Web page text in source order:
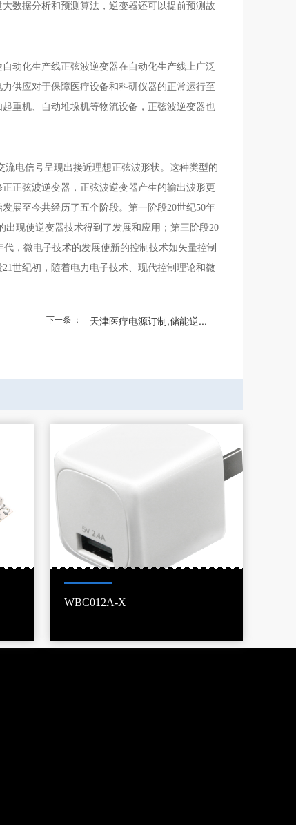
数据分析和预测算法，逆变器还可以提前预测故
动化生产线正弦波逆变器在自动化生产线上广泛
供应对于保障医疗设备和科研仪器的正常运行至
重机、自动堆垛机等物流设备，正弦波逆变器也
电信号呈现出接近理想正弦波形状。这种类型的
正弦波逆变器，正弦波逆变器产生的输出波形更
展至今共经历了五个阶段。第一阶段20世纪50年
出现使逆变器技术得到了发展和应用；第三阶段20
，微电子技术的发展使新的控制技术如矢量控制
世纪初，随着电力电子技术、现代控制理论和微
下一条 ： 天津医疗电源订制,储能逆...
WBC012A-X